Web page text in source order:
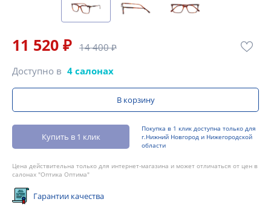
11 520 ₽ 14 400 ₽
Доступно в 4 салонах
В корзину
Купить в 1 клик
Покупка в 1 клик доступна только для
г.Нижний Новгород и Нижегородской
области
Цена действительна только для интернет-магазина и может отличаться от цен в
салонах "Оптика Оптима"
Гарантии качества